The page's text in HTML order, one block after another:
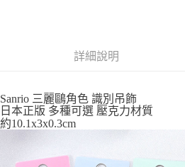
全家取貨付款
每筆NT$65，滿NT$999(含以上)免運費
詳細說明
Sanrio 三麗鷗角色 識別吊飾
日本正版 多種可選 壓克力材質
約10.1x3x0.3cm